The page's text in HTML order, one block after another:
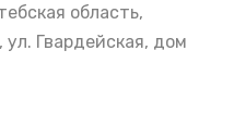
область,
, ул. Гвардейская, дом